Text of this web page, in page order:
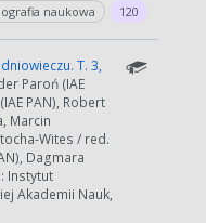
naukowa 120
T. 3,
Paroń (IAE
PAN), Robert
Marcin
Wites / red.
Dagmara
Instytut
Akademii Nauk,